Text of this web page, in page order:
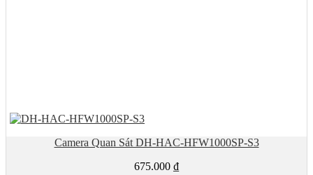
Camera Quan Sát DH-HAC-HFW1000SP-S3
675.000 ₫